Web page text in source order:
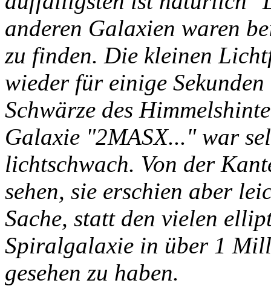
anderen Galaxien waren
zu finden. Die kleinen
wieder für einige
Schwärze des
Galaxie "2MASX..." war
lichtschwach. Von der
sehen, sie erschien aber
Sache, statt den vielen
Spiralgalaxie in über 1
gesehen zu haben.